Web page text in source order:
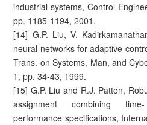
industrial systems, Control
pp. 1185-1194, 2001.
[14] G.P. Liu, V.
neural networks for adaptive
Trans. on Systems, Man, and
1, pp. 34-43, 1999.
[15] G.P. Liu and R.J. Patton,
assignment combining
performance specifications,